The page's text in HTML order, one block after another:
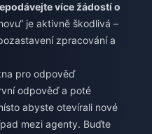
více žádostí o
je aktivně škodlivá –
zpracování a
pro odpověď
odpověď a poté
abyste otevírali nové
mezi agenty. Buďte